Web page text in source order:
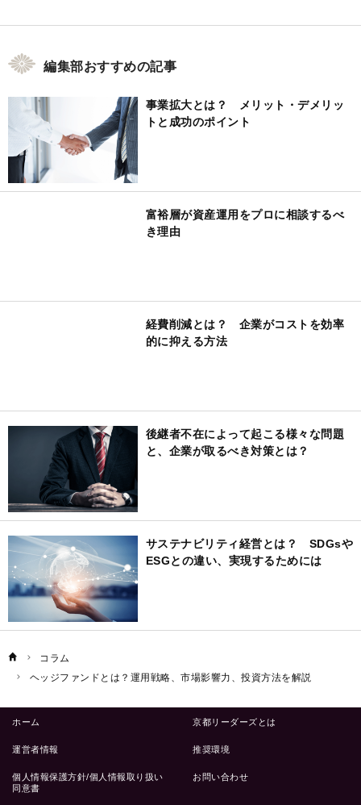
編集部おすすめの記事
事業拡大とは？ メリット・デメリッ
トと成功のポイント
富裕層が資産運用をプロに相談するべ
き理由
経費削減とは？ 企業がコストを効率
的に抑える方法
後継者不在によって起こる様々な問題
と、企業が取るべき対策とは？
サステナビリティ経営とは？ SDGsや
ESGとの違い、実現するためには
コラム
ヘッジファンドとは？運用戦略、市場影響力、投資方法を解説
ホーム 京都リーダーズとは
運営者情報 推奨環境
個人情報保護方針/個人情報取り扱い
同意書
お問い合わせ